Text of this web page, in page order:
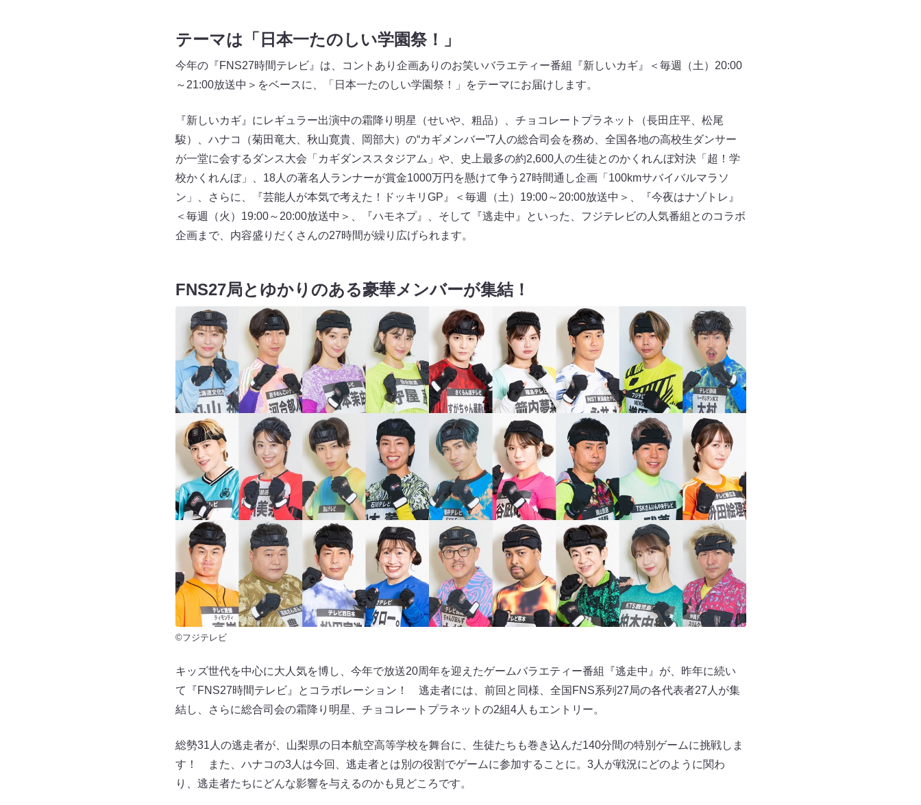
テーマは「日本一たのしい学園祭！」
今年の『FNS27時間テレビ』は、コントあり企画ありのお笑いバラエティー番組『新しいカギ』＜毎週（土）20:00
～21:00放送中＞をベースに、「日本一たのしい学園祭！」をテーマにお届けします。
『新しいカギ』にレギュラー出演中の霜降り明星（せいや、粗品）、チョコレートプラネット（長田庄平、松尾
駿）、ハナコ（菊田竜大、秋山寛貴、岡部大）の“カギメンバー”7人の総合司会を務め、全国各地の高校生ダンサー
が一堂に会するダンス大会「カギダンススタジアム」や、史上最多の約2,600人の生徒とのかくれんぼ対決「超！学
校かくれんぼ」、18人の著名人ランナーが賞金1000万円を懸けて争う27時間通し企画「100kmサバイバルマラソ
ン」、さらに、『芸能人が本気で考えた！ドッキリGP』＜毎週（土）19:00～20:00放送中＞、『今夜はナゾトレ』
＜毎週（火）19:00～20:00放送中＞、『ハモネプ』、そして『逃走中』といった、フジテレビの人気番組とのコラボ
企画まで、内容盛りだくさんの27時間が繰り広げられます。
FNS27局とゆかりのある豪華メンバーが集結！
©フジテレビ
キッズ世代を中心に大人気を博し、今年で放送20周年を迎えたゲームバラエティー番組『逃走中』が、昨年に続い
て『FNS27時間テレビ』とコラボレーション！ 逃走者には、前回と同様、全国FNS系列27局の各代表者27人が集
結し、さらに総合司会の霜降り明星、チョコレートプラネットの2組4人もエントリー。
総勢31人の逃走者が、山梨県の日本航空高等学校を舞台に、生徒たちも巻き込んだ140分間の特別ゲームに挑戦しま
す！ また、ハナコの3人は今回、逃走者とは別の役割でゲームに参加することに。3人が戦況にどのように関わ
り、逃走者たちにどんな影響を与えるのかも見どころです。